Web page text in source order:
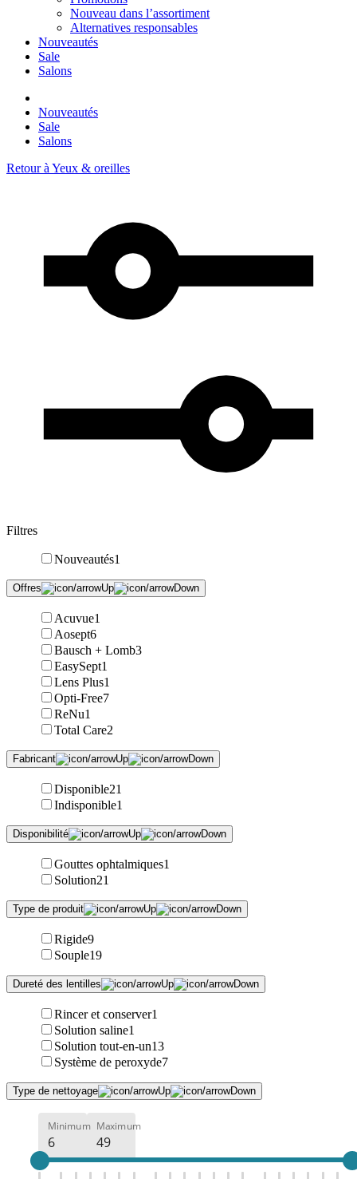
Nouveau dans l’assortiment
Alternatives responsables
Nouveautés
Sale
Salons
Nouveautés
Sale
Salons
Retour à Yeux & oreilles
Filtres
Nouveautés1
Offres
Acuvue1
Aosept6
Bausch + Lomb3
EasySept1
Lens Plus1
Opti-Free7
ReNu1
Total Care2
Fabricant
Disponible21
Indisponible1
Disponibilité
Gouttes ophtalmiques1
Solution21
Type de produit
Rigide9
Souple19
Dureté des lentilles
Rincer et conserver1
Solution saline1
Solution tout-en-un13
Système de peroxyde7
Type de nettoyage
Minimum Maximum